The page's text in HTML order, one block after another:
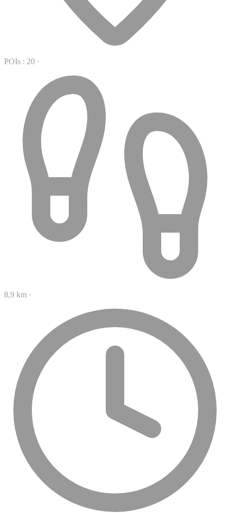
POIs : 20 ·
8,9 km ·